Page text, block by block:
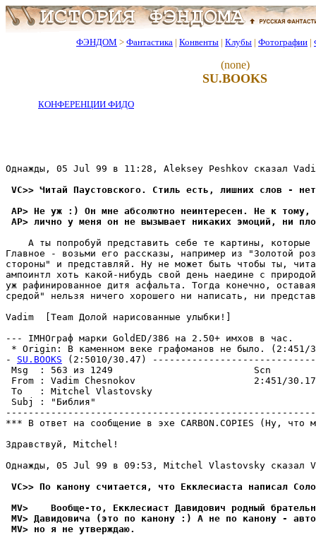
ФЭНДОМ > Фантастика | Конвенты | Клубы | Фотографии |
(none)
SU.BOOKS
КОНФЕРЕНЦИИ ФИДО
Однажды, 05 Jul 99 в 11:28, Aleksey Peshkov сказал
VC>> Читай Паустовского. Стиль есть, лишних слов -
AP> Не уж :) Он мне абсолютно неинтеpесен. Не к тому,
AP> лично у меня он не вызывает никаких эмоций, ни
А ты попробуй представить себе те картины, которые
Главное - возьми его рассказы, например из "Золотой
стороны" и пpедставляй. Ну не может быть чтобы ты,
ампоинтл хоть какой-нибудь свой день наедине с
уж рафинированное дитя асфальта. Тогда конечно,
средой" нельзя ничего хорошего ни написать, ни
Vadim  [Team Долой нарисованные улыбки!]
--- IMHOгpаф марки GoldED/386 на 2.50+ имхов в час.
* Origin: В каменном веке графоманов не было. (2:451/
- SU.BOOKS (2:5010/30.47)
Msg  : 563 из 1249
From : Vadim Chesnokov                     2:451/
To   : Mitchel Vlastovsky
Subj :
*** В ответ на сообщение в эхе CARBON.COPIES (Ну, что
Здравствуй, Mitchel!
Однажды, 05 Jul 99 в 09:53, Mitchel Vlastovsky сказал
VC>> По канону считается, что Екклесиаста написал
MV>    Вообще-то, Екклесиаст Давидович родный
MV> Давидовича (это по канону :) А не по канону -
MV> но я не утвеpждаю.